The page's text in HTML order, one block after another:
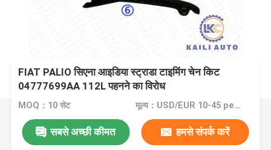
FIAT PALIO सिएना आइडिया स्ट्राडा टाइमिंग चेन किट
04777699AA 112L पहनने का विरोध
MOQ：10 सेट मूल्य：USD/EUR 10-45 per set
सबसे अच्छी कीमत हमसे संपर्क करें